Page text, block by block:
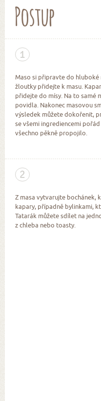
Postup
1
Maso si připravte do
žloutky přidejte k masu.
přidejte do mísy. Na to samé
povidla. Nakonec masovou
výsledek můžete dokořenit,
se všemi ingrediencemi
všechno pěkně propojilo.
2
Z masa vytvarujte bochánek,
kapary, případně bylinkami,
Tatarák můžete sdílet na
z chleba nebo toasty.